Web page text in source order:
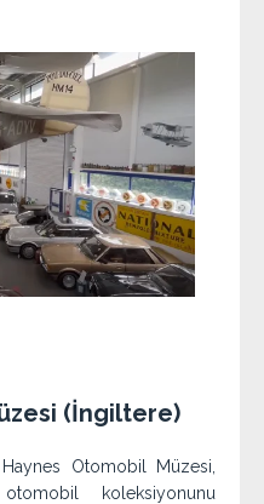
(İngiltere)
Otomobil Müzesi,
koleksiyonunu